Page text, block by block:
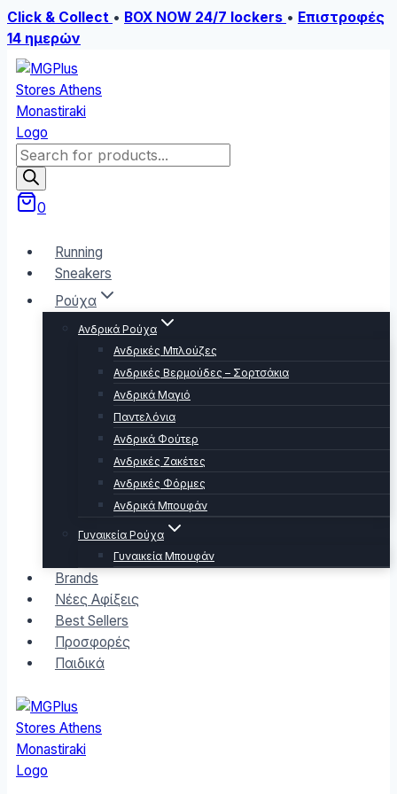
Click & Collect • BOX NOW 24/7 lockers • Επιστροφές
14 ημερών
Skip
to
content
Products
search
0
Running
Sneakers
Ρούχα
Ανδρικά Ρούχα
Ανδρικές Μπλούζες
Ανδρικές Βερμούδες – Σορτσάκια
Ανδρικά Μαγιό
Παντελόνια
Ανδρικά Φούτερ
Ανδρικές Ζακέτες
Ανδρικές Φόρμες
Ανδρικά Μπουφάν
Γυναικεία Ρούχα
Γυναικεία Μπουφάν
Brands
Νέες Αφίξεις
Best Sellers
Προσφορές
Παιδικά